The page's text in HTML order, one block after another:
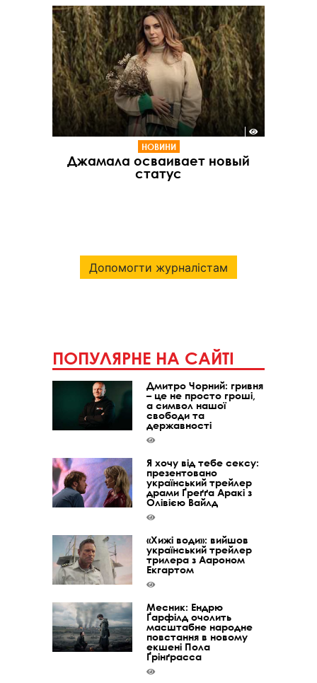
НОВИНИ
Джамала осваивает новый
статус
Допомогти журналістам
ПОПУЛЯРНЕ НА САЙТІ
Дмитро Чорний: гривня
– це не просто гроші,
а символ нашої
свободи та
державності
Я хочу від тебе сексу:
презентовано
український трейлер
драми Ґреґґа Аракі з
Олівією Вайлд
«Хижі води»: вийшов
український трейлер
трилера з Аароном
Екгартом
Месник: Ендрю
Ґарфілд очолить
масштабне народне
повстання в новому
екшені Пола
Ґрінґрасса